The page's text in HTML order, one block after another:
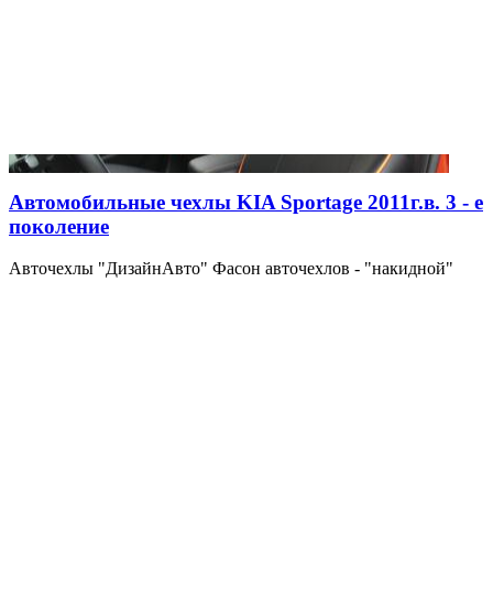
Автомобильные чехлы KIA Sportage 2011г.в. 3 - е
поколение
Авточехлы "ДизайнАвто" Фасон авточехлов - "накидной"